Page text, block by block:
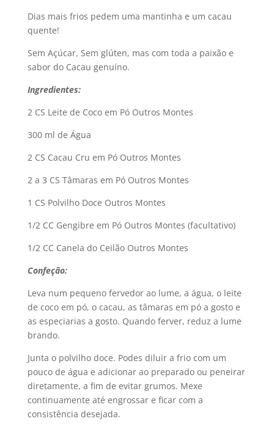
Dias mais frios pedem uma mantinha e um cacau
quente!
Sem Açúcar, Sem glúten, mas com toda a paixão e
sabor do Cacau genuíno.
Ingredientes:
2 CS Leite de Coco em Pó Outros Montes
300 ml de Água
2 CS Cacau Cru em Pó Outros Montes
2 a 3 CS Tâmaras em Pó Outros Montes
1 CS Polvilho Doce Outros Montes
1/2 CC Gengibre em Pó Outros Montes (facultativo)
1/2 CC Canela do Ceilão Outros Montes
Confeção:
Leva num pequeno fervedor ao lume, a água, o leite
de coco em pó, o cacau, as tâmaras em pó a gosto e
as especiarias a gosto. Quando ferver, reduz a lume
brando.
Junta o polvilho doce. Podes diluir a frio com um
pouco de água e adicionar ao preparado ou peneirar
diretamente, a fim de evitar grumos. Mexe
continuamente até engrossar e ficar com a
consistência desejada.